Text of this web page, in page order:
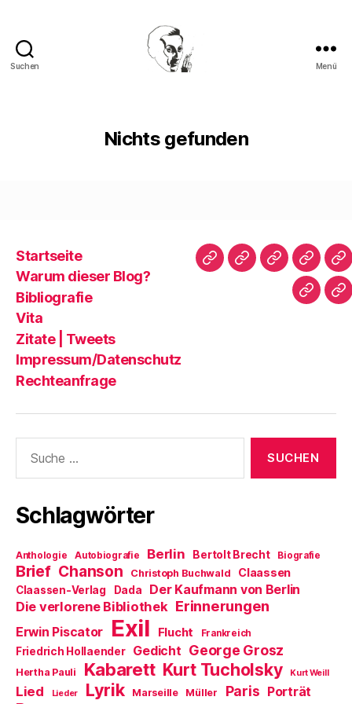
Suchen Menü
Nichts gefunden
Startseite
Warum dieser Blog?
Bibliografie
Vita
Zitate | Tweets
Impressum/Datenschutz
Rechteanfrage
Startseite
WarumBibliografie
Vita
|
nach:
Schlagwörter
Anthologie Autobiografie Berlin Bertolt Brecht Biografie
Brief Chanson Christoph Buchwald Claassen
Claassen-Verlag Dada Der Kaufmann von Berlin
Die verlorene Bibliothek Erinnerungen
Erwin Piscator Exil Flucht Frankreich
Friedrich Hollaender Gedicht George Grosz
Hertha Pauli Kabarett Kurt Tucholsky Kurt Weill
Lied Lieder Lyrik Marseille Müller Paris Porträt